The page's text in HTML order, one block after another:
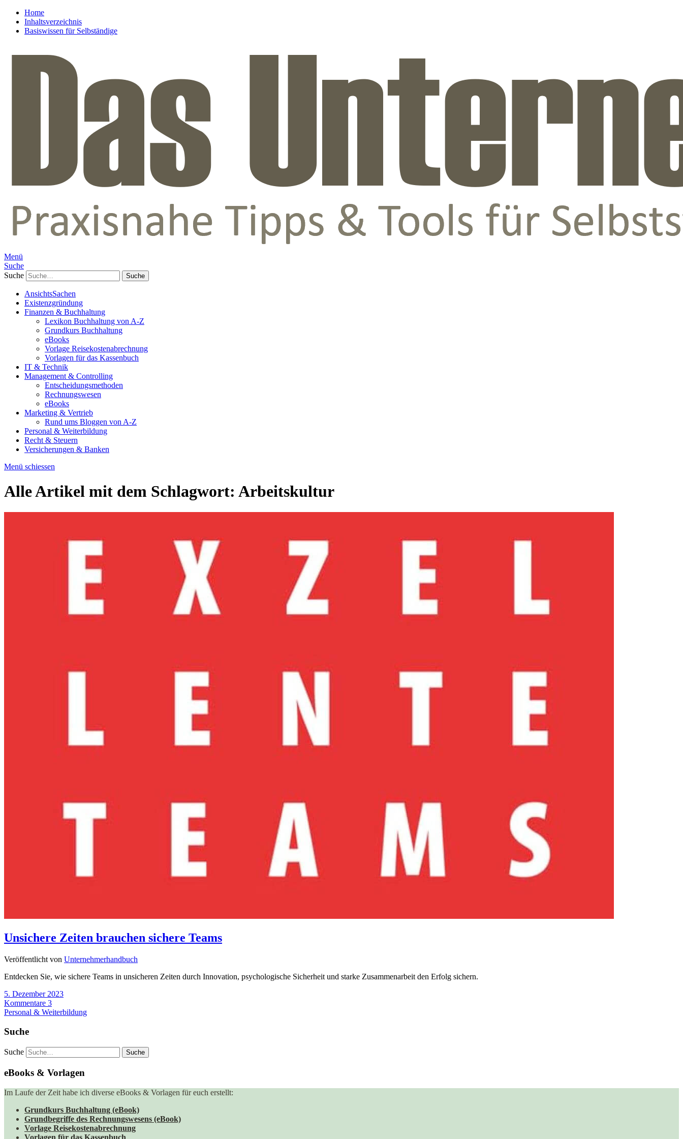
Home
Inhaltsverzeichnis
Basiswissen für Selbständige
Menü
Suche
Suche
AnsichtsSachen
Existenzgründung
Finanzen & Buchhaltung
Lexikon Buchhaltung von A-Z
Grundkurs Buchhaltung
eBooks
Vorlage Reisekostenabrechnung
Vorlagen für das Kassenbuch
IT & Technik
Management & Controlling
Entscheidungsmethoden
Rechnungswesen
eBooks
Marketing & Vertrieb
Rund ums Bloggen von A-Z
Personal & Weiterbildung
Recht & Steuern
Versicherungen & Banken
Menü schiessen
Alle Artikel mit dem Schlagwort: Arbeitskultur
Unsichere Zeiten brauchen sichere Teams
Veröffentlicht von Unternehmerhandbuch
Entdecken Sie, wie sichere Teams in unsicheren Zeiten durch Innovation, psychologische Sicherheit und starke Zusammenarbeit den Erfolg sichern.
5. Dezember 2023
Kommentare 3
Personal & Weiterbildung
Suche
Suche
eBooks & Vorlagen
Im Laufe der Zeit habe ich diverse eBooks & Vorlagen für euch erstellt:
Grundkurs Buchhaltung (eBook)
Grundbegriffe des Rechnungswesens (eBook)
Vorlage Reisekostenabrechnung
Vorlagen für das Kassenbuch